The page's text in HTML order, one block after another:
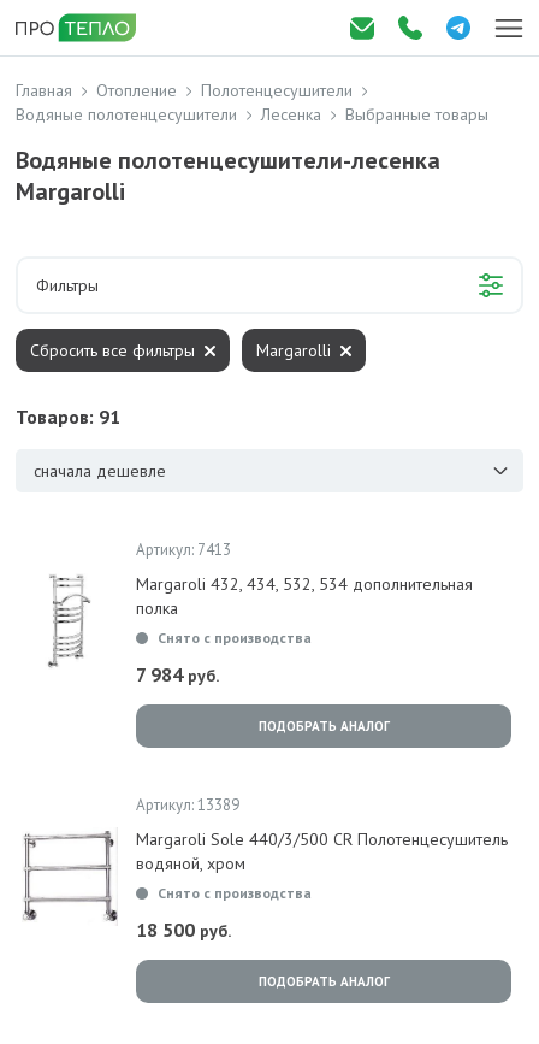
Главная Отопление
Полотенцесушители
Водяные полотенцесушители
Лесенка Выбранные товары
Водяные полотенцесушители-лесенка
Margarolli
Фильтры
Товаров: 91
сначала дешевле
Сбросить все фильтры Margarolli
Артикул: 7413
Margaroli 432, 434, 532, 534 дополнительная
полка
Снято с производства
7 984 руб.
ПОДОБРАТЬ АНАЛОГ
Артикул: 13389
Margaroli Sole 440/3/500 CR Полотенцесушитель
водяной, хром
Снято с производства
18 500 руб.
ПОДОБРАТЬ АНАЛОГ